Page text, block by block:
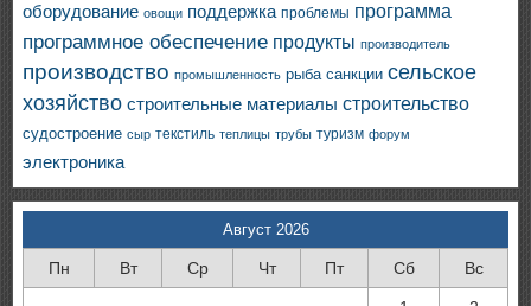
оборудование овощи поддержка проблемы программа
программное обеспечение продукты производитель
производство промышленность рыба санкции сельское
хозяйство строительные материалы строительство
судостроение сыр текстиль теплицы трубы туризм форум
электроника
Август 2026
Пн Вт Ср Чт Пт Сб Вс